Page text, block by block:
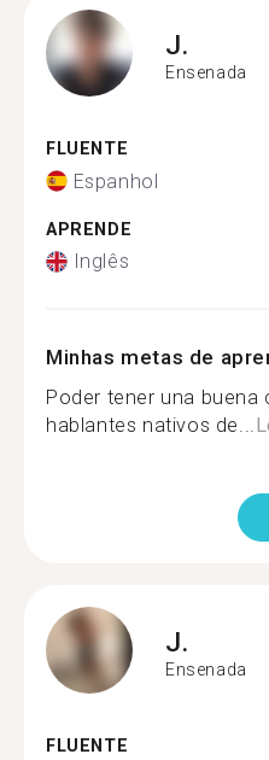
J.
Ensenada
FLUENTE
Espanhol
APRENDE
Inglês
Minhas metas de
Poder tener una buena
hablantes nativos de...
J.
Ensenada
FLUENTE